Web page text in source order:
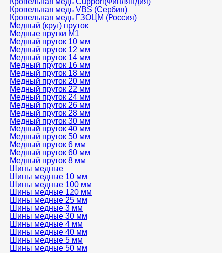
Кровельная медь VBS (Сербия)
Кровельная медь ГЗОЦМ (Россия)
Медный (круг) пруток
Медные прутки М1
Медный пруток 10 мм
Медный пруток 12 мм
Медный пруток 14 мм
Медный пруток 16 мм
Медный пруток 18 мм
Медный пруток 20 мм
Медный пруток 22 мм
Медный пруток 24 мм
Медный пруток 26 мм
Медный пруток 28 мм
Медный пруток 30 мм
Медный пруток 40 мм
Медный пруток 50 мм
Медный пруток 6 мм
Медный пруток 60 мм
Медный пруток 8 мм
Шины медные
Шины медные 10 мм
Шины медные 100 мм
Шины медные 120 мм
Шины медные 25 мм
Шины медные 3 мм
Шины медные 30 мм
Шины медные 4 мм
Шины медные 40 мм
Шины медные 5 мм
Шины медные 50 мм